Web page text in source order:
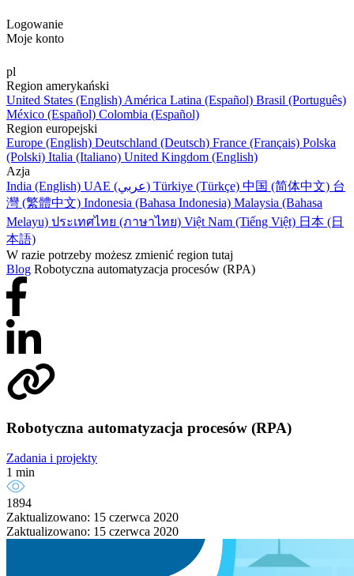
Logowanie
Moje konto
pl
Region amerykański
United States (English) América Latina (Español) Brasil (Português)
México (Español) Colombia (Español)
Region europejski
Europe (English) Deutschland (Deutsch) France (Français) Polska
(Polski) Italia (Italiano) United Kingdom (English)
Azja
India (English)
UAE (عربي) Türkiye (Türkçe) 中国 (简体中文) 台
灣 (繁體中文) Indonesia (Bahasa Indonesia) Malaysia (Bahasa
Melayu) ประเทศไทย (ภาษาไทย) Việt Nam (Tiếng Việt) 日本 (日
本語)
W razie potrzeby możesz zmienić region tutaj
Blog Robotyczna automatyzacja procesów (RPA)
Robotyczna automatyzacja procesów (RPA)
Zadania i projekty
1 min
1894
Zaktualizowano: 15 czerwca 2020
Zaktualizowano: 15 czerwca 2020